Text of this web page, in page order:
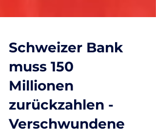
Schweizer Bank
muss 150
Millionen
zurückzahlen -